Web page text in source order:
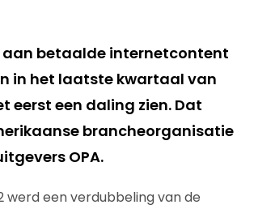
aan betaalde internetcontent
in het laatste kwartaal van
eerst een daling zien. Dat
brancheorganisatie
OPA.
werd een verdubbeling van de